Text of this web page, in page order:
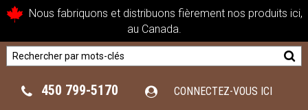
Nous fabriquons et distribuons fièrement nos produits ici,
au Canada.
450 799-5170 CONNECTEZ-VOUS ICI